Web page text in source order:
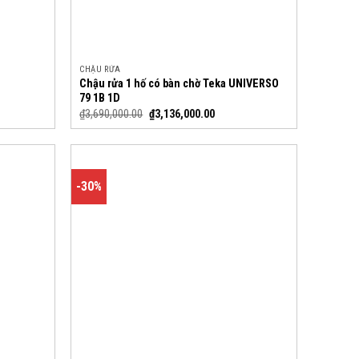
CHẬU RỬA
Chậu rửa 1 hố có bàn chờ Teka UNIVERSO
79 1B 1D
₫3,690,000.00 ₫3,136,000.00
-30%